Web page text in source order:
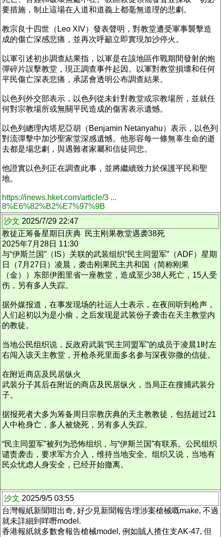
要措施，制止這場在人道和道義上都毫無道理的悲劇。
教宗良十四世（Leo XIV）發表聲明，對教堂遭受軍事襲擊造
成的傷亡深感悲痛，並再次呼籲立即實現加沙停火。
以軍引述初步調查結果指，以軍是在該地區作戰期間發射的炮
彈碎片誤擊教堂，現正調查事件起因。以軍對教堂損壞和任何
平民傷亡深表悲痛，承諾會透明公布調查結果。
以色列外交部表示，以色列從未針對教堂或宗教場所，並就任
何對宗教場所或無關平民造成的傷害表示遺憾。
以色列總理內塔尼亞胡（Benjamin Netanyahu）表示，以色列
對流彈擊中加沙聖家堂深感遺憾。他形容每一條無辜生命的逝
去都是場悲劇，與遇難者家屬和信徒同悲。
他證實以色列正在調查此事，並將繼續致力於保護平民和聖
地。
https://inews.hket.com/article/3 ...
8%E6%82%B2%E7%97%9B
沙文 2025/7/29 22:47
教徒正筹备星期日庆典 民主刚果教堂遇袭38死
2025年7月28日 11:30
与“伊斯兰国”（IS）关联的武装组织“民主同盟军”（ADF）星期
日（7月27日）凌晨，袭击刚果民主共和国（简称刚果
（金））东部伊图里省一座教堂，造成至少38人死亡，15人受
伤，另有多人失踪。
据外媒报道，在事发现场的社运人士表示，在夜间听到枪声，
人们起初以为是小偷，之后发现是武装份子袭击在天主教堂内
的教徒。
当地公民组织说，反政府武装“民主同盟军”的成员于凌晨1时左
右闯入该天主教堂，开枪杀死里面多名参与深夜弥撒的信徒。
在附近商店及民居纵火
武装分子其后在附近的商店及民居纵火，当局正在搜捕武装分
子。
据报死者大多为筹备周日宗教庆典的天主教教徒，包括超过21
人中枪身亡，多人被烧死，另有多人失踪。
“民主同盟军”被列为恐怖组织，与“伊斯兰国”有联系。公民组织
谴责袭击，要求军方介入，维持当地安全。组织又说，当地有
民众忧虑人身安全，已经开始撤离。
沙文 2025/9/5 03:55
台灣報紙新聞咁出奇, 好少見新聞報告埋涉案槍械嘅make, 不過
就未詳細到咩嘢model.
香港報紙就多數會報告槍械model, 例如賊人揸住支AK-47, 但